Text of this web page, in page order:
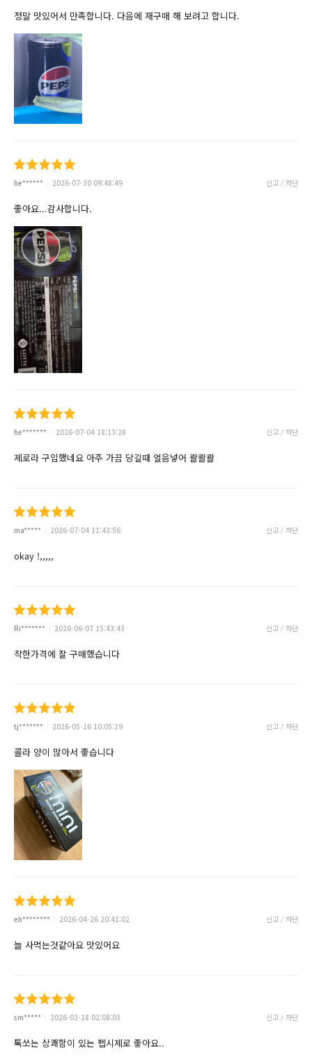
정말 맛있어서 만족합니다. 다음에 재구매 해 보려고 합니다.
he****** 2026-07-30 09:48:49 신고 / 차단
좋아요...감사합니다.
he******* 2026-07-04 18:13:28 신고 / 차단
제로라 구입했네요 아주 가끔 당길때 얼음넣어 콸콸콸
ma***** 2026-07-04 11:43:56 신고 / 차단
okay !,,,,,
Ri******* 2026-06-07 15:43:43 신고 / 차단
착한가격에 잘 구매했습니다
tj******* 2026-05-16 10:05:19 신고 / 차단
콜라 양이 많아서 좋습니다
eh******** 2026-04-26 20:41:02 신고 / 차단
늘 사먹는것같아요 맛있어요
sm***** 2026-02-18 02:08:03 신고 / 차단
톡쏘는 상쾌함이 있는 펩시제로 좋아요..